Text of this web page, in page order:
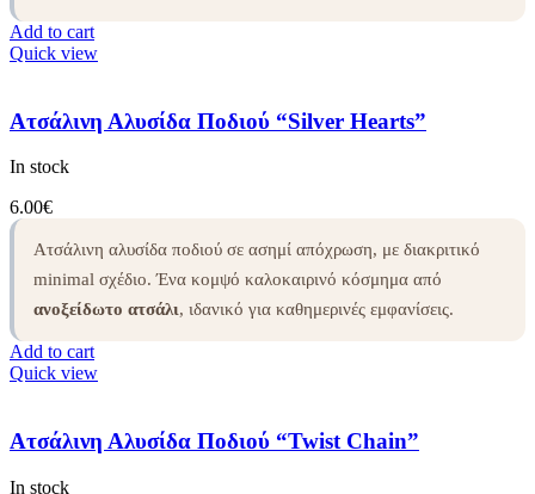
Add to cart
Quick view
Ατσάλινη Αλυσίδα Ποδιού “Silver Hearts”
In stock
6.00€
Ατσάλινη αλυσίδα ποδιού σε ασημί απόχρωση, με διακριτικό
minimal σχέδιο. Ένα κομψό καλοκαιρινό κόσμημα από
ανοξείδωτο ατσάλι, ιδανικό για καθημερινές εμφανίσεις.
Add to cart
Quick view
Ατσάλινη Αλυσίδα Ποδιού “Twist Chain”
In stock